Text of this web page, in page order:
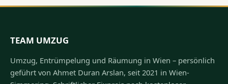
TEAM UMZUG
Umzug, Entrümpelung und Räumung in Wien – persönlich
geführt von Ahmet Duran Arslan, seit 2021 in Wien-